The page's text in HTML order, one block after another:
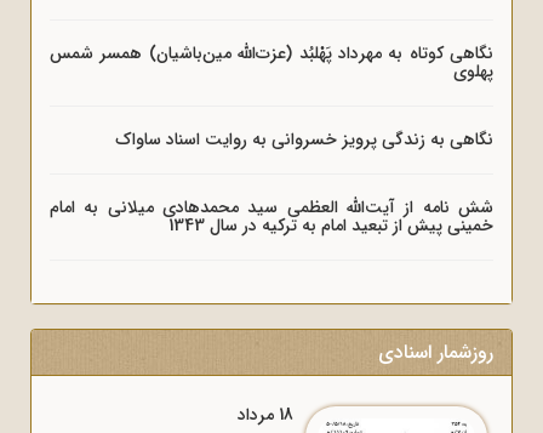
نگاهی کوتاه به مهرداد پَهْلبُد (عزت‌الله مین‌باشیان) همسر شمس
پهلوی
نگاهی به زندگی پرویز خسروانی به روایت اسناد ساواک
شش نامه از آیت‌الله العظمی سید محمدهادی میلانی به امام
خمینی پیش از تبعید امام به ترکیه در سال 1343
روزشمار اسنادی
18 مرداد